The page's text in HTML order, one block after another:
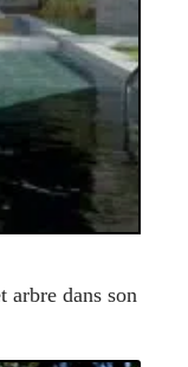
arbre dans son